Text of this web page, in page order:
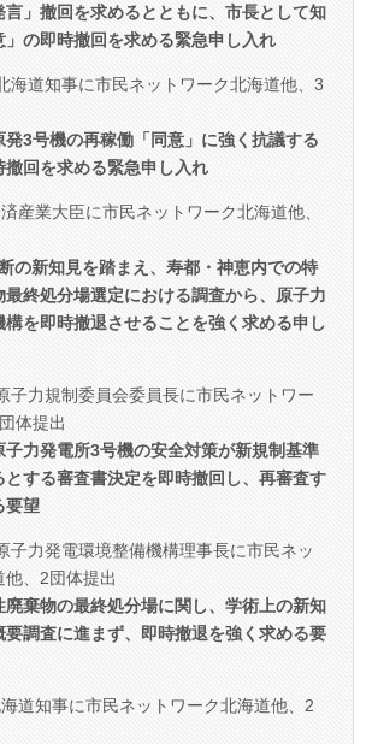
言」撤回を求めるとともに、市長として知
」の即時撤回を求める緊急申し入れ
道知事に市民ネットワーク北海道他、3
発3号機の再稼働「同意」に強く抗議する
撤回を求める緊急申し入れ
産業大臣に市民ネットワーク北海道他、
の新知見を踏まえ、寿都・神恵内での特
最終処分場選定における調査から、原子力
構を即時撤退させることを強く求める申し
力規制委員会委員長に市民ネットワー
体提出
子力発電所3号機の安全対策が新規制基準
とする審査書決定を即時撤回し、再審査す
要望
力発電環境整備機構理事長に市民ネッ
他、2団体提出
廃棄物の最終処分場に関し、学術上の新知
要調査に進まず、即時撤退を強く求める要
道知事に市民ネットワーク北海道他、2